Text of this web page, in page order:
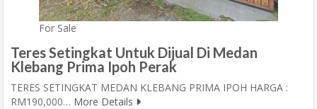
For Sale
Teres Setingkat Untuk Dijual Di Medan
Klebang Prima Ipoh Perak
TERES SETINGKAT MEDAN KLEBANG PRIMA IPOH HARGA :
RM190,000… More Details